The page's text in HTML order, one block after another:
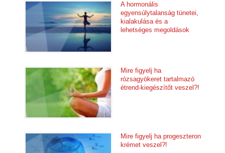
A hormonális
egyensúlytalanság tünetei,
kialakulása és a
lehetséges megoldások
Mire figyelj ha
rózsagyökeret tartalmazó
étrend-kiegészítőt veszel?!
Mire figyelj ha progeszteron
krémet veszel?!